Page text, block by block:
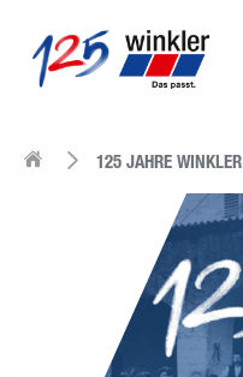
125 JAHRE WINKLER